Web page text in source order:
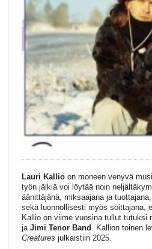
Lauri Kallioon moneen venyvä
työn jälkiä voi löytää noin
äänittäjänä, miksaajana ja
sekä luonnollisesti myös soittajana,
Kallio on viime vuosina tullut tutuksi
ja Jimi Tenor Band . Kallion toinen
Creatures julkaistiin 2025.